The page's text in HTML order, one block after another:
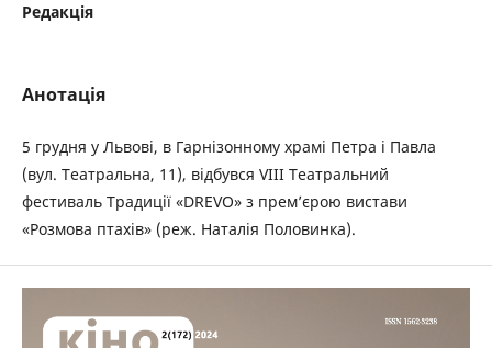
Редакція
Анотація
5 грудня у Львові, в Гарнізонному храмі Петра і Павла
(вул. Театральна, 11), відбувся VIII Театральний
фестиваль Традиції «DREVO» з прем’єрою вистави
«Розмова птахів» (реж. Наталія Половинка).